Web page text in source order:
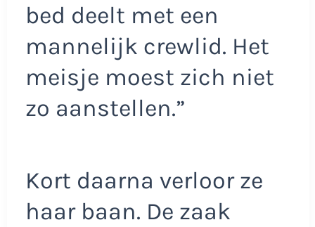
bed deelt met een
mannelijk crewlid. Het
meisje moest zich niet
zo aanstellen.”
Kort daarna verloor ze
haar baan. De zaak